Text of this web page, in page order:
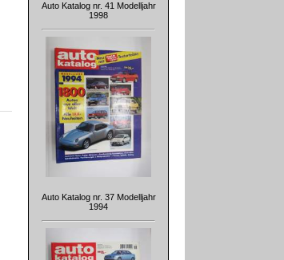
Auto Katalog nr. 41 Modelljahr
1998
Auto Katalog nr. 37 Modelljahr
1994